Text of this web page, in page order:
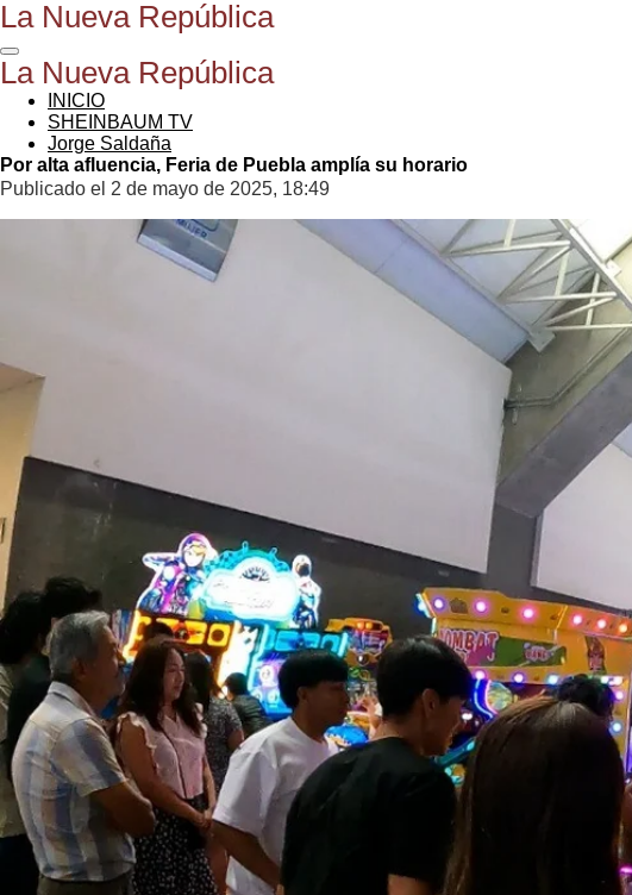
Ir
contenido
principal
La Nueva República
La Nueva República
INICIO
SHEINBAUM TV
Jorge Saldaña
Por alta afluencia, Feria de Puebla amplía su horario
Publicado el 2 de mayo de 2025, 18:49